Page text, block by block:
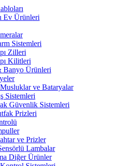
Ev Ürünleri
Sistemleri
Zilleri
Kilitleri
Banyo Ürünleri
ve Bataryalar
Sistemleri
Güvenlik Sistemleri
Prizleri
ve Prizler
Lambalar
Diğer Ürünler